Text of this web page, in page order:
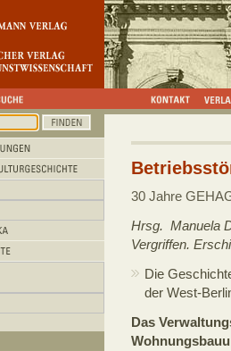
30 Jahre
Hrsg. Manuela
Vergriffen.
Die
der West-
Das